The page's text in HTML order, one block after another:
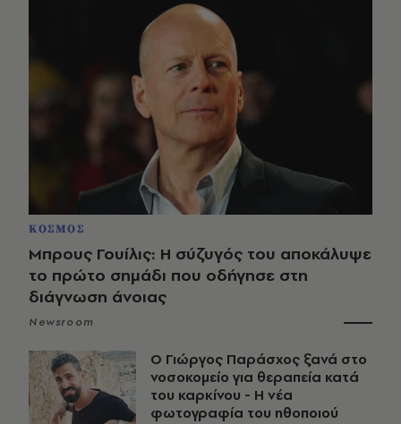
ΚΟΣΜΟΣ
Μπρους Γουίλις: Η σύζυγός του αποκάλυψε
το πρώτο σημάδι που οδήγησε στη
διάγνωση άνοιας
Newsroom
O Γιώργος Παράσχος ξανά στο
νοσοκομείο για θεραπεία κατά
του καρκίνου - Η νέα
φωτογραφία του ηθοποιού